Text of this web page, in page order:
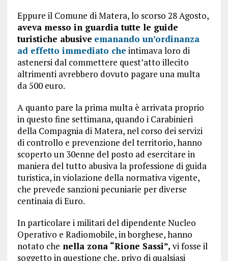
Eppure il Comune di Matera, lo scorso 28 Agosto,
aveva messo in guardia tutte le guide
turistiche abusive emanando un’ordinanza
ad effetto immediato che intimava loro di
astenersi dal commettere quest’atto illecito
altrimenti avrebbero dovuto pagare una multa
da 500 euro.
A quanto pare la prima multa è arrivata proprio
in questo fine settimana, quando i Carabinieri
della Compagnia di Matera, nel corso dei servizi
di controllo e prevenzione del territorio, hanno
scoperto un 30enne del posto ad esercitare in
maniera del tutto abusiva la professione di guida
turistica, in violazione della normativa vigente,
che prevede sanzioni pecuniarie per diverse
centinaia di Euro.
In particolare i militari del dipendente Nucleo
Operativo e Radiomobile, in borghese, hanno
notato che nella zona “Rione Sassi”, vi fosse il
soggetto in questione che, privo di qualsiasi